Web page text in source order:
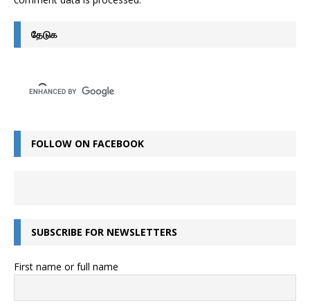
தேடுக
FOLLOW ON FACEBOOK
SUBSCRIBE FOR NEWSLETTERS
First name or full name